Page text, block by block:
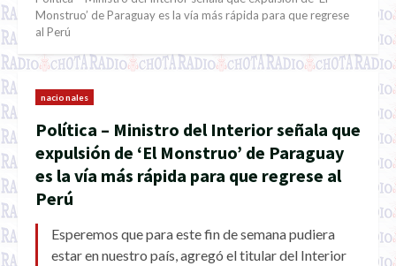
Monstruo’ de Paraguay es la vía más rápida para que regrese
al Perú
nacionales
Política – Ministro del Interior señala que
expulsión de ‘El Monstruo’ de Paraguay
es la vía más rápida para que regrese al
Perú
Esperemos que para este fin de semana pudiera
estar en nuestro país, agregó el titular del Interior